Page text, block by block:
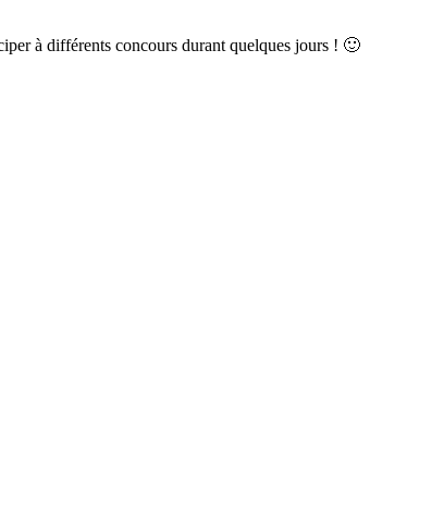
à différents concours durant quelques jours ! 🙂